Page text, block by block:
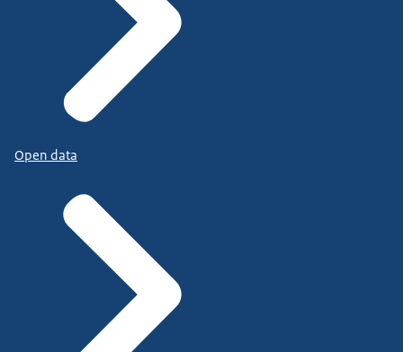
Open data